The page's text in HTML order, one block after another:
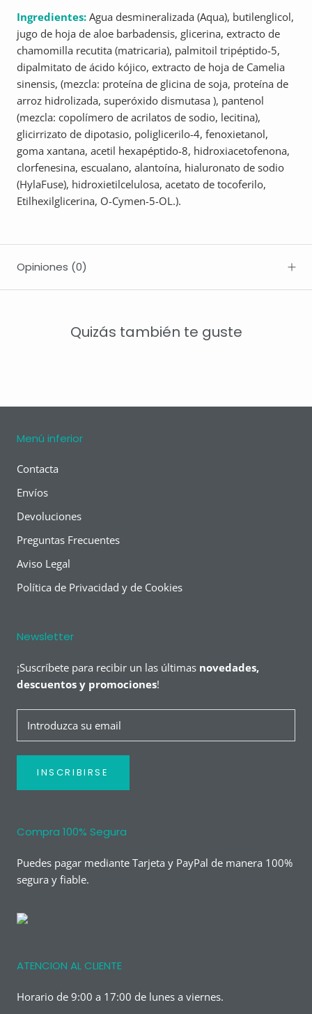
Ingredientes: Agua desmineralizada (Aqua), butilenglicol,
jugo de hoja de aloe barbadensis, glicerina, extracto de
chamomilla recutita (matricaria), palmitoil tripéptido-5,
dipalmitato de ácido kójico, extracto de hoja de Camelia
sinensis, (mezcla: proteína de glicina de soja, proteína de
arroz hidrolizada, superóxido dismutasa ), pantenol
(mezcla: copolímero de acrilatos de sodio, lecitina),
glicirrizato de dipotasio, poliglicerilo-4, fenoxietanol,
goma xantana, acetil hexapéptido-8, hidroxiacetofenona,
clorfenesina, escualano, alantoína, hialuronato de sodio
(HylaFuse), hidroxietilcelulosa, acetato de tocoferilo,
Etilhexilglicerina, O-Cymen-5-OL.).
Opiniones (0)
Quizás también te guste
Menú inferior
Contacta
Envíos
Devoluciones
Preguntas Frecuentes
Aviso Legal
Política de Privacidad y de Cookies
Newsletter
¡Suscríbete para recibir un las últimas novedades,
descuentos y promociones!
INSCRIBIRSE
Compra 100% Segura
Puedes pagar mediante Tarjeta y PayPal de manera 100%
segura y fiable.
ATENCION AL CLIENTE
Horario de 9:00 a 17:00 de lunes a viernes.